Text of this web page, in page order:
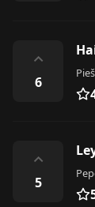
⌃
6
⌃
5